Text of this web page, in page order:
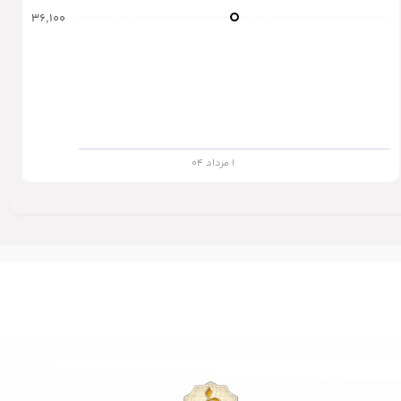
۱ مرداد ۰۴
۳۶,۱۰۰